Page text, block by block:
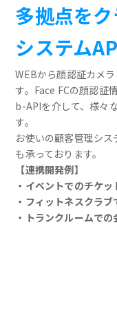
多拠点を
システム
WEBから顔認証カメ
す。Face FCの顔認証
b-APIを介して、様々
す。
お使いの顧客管理シ
も承っております。
【連携開発例】
・イベントでのチケ
・フィットネスクラ
・トランクルームで